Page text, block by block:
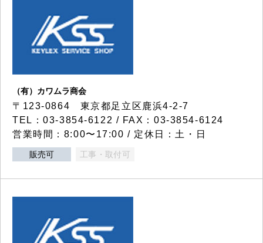
（有）カワムラ商会
〒123-0864 東京都足立区鹿浜4-2-7
TEL：03-3854-6122 / FAX：03-3854-6124
営業時間：8:00〜17:00 / 定休日：土・日
販売可 工事・取付可